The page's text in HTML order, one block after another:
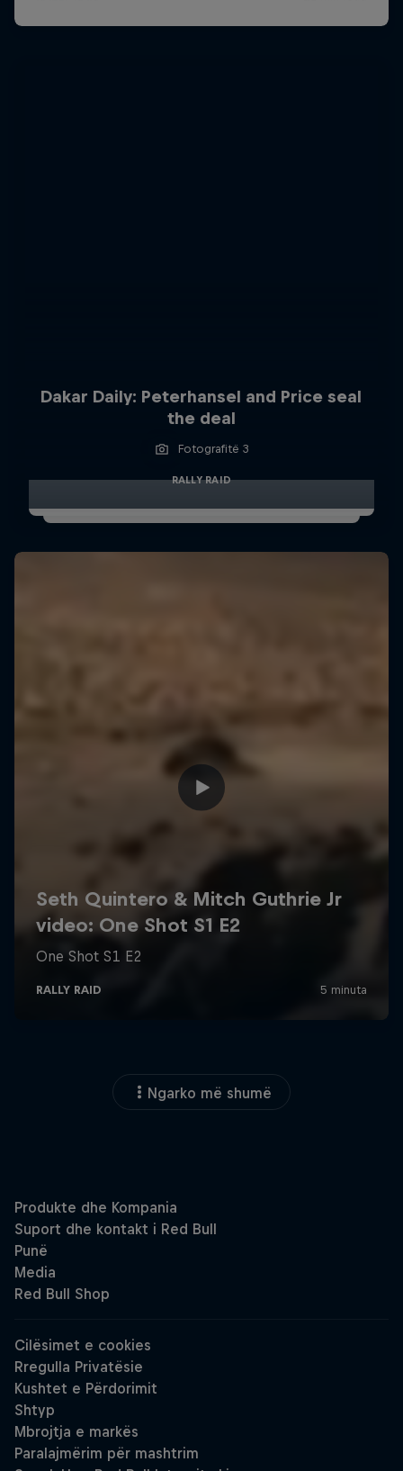
Dakar Daily: Peterhansel and Price seal
the deal
Fotografitë 3
RALLY RAID
Ngarko më shumë